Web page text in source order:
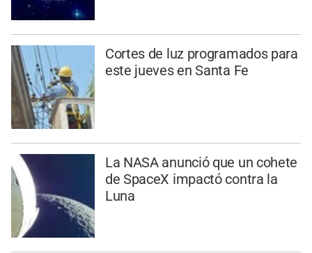
Cortes de luz programados para
este jueves en Santa Fe
La NASA anunció que un cohete
de SpaceX impactó contra la
Luna